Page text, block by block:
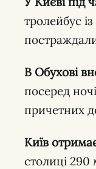
тролейбус
В Обухові
посеред
причетних
Київ
столиці 290